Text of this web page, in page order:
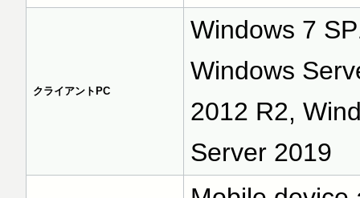
クライアントPC
Windows 7
Windows
2012 R2,
Server 2019